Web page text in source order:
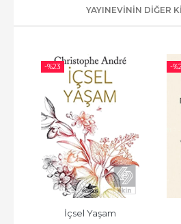
YAYINEVININ DIĞER
-%23
İçsel Yaşam
-%